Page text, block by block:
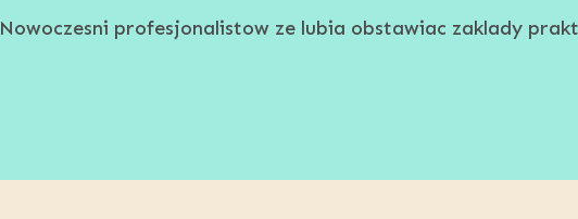
Nowoczesni profesjonalistow ze lubia obstawiac zaklady